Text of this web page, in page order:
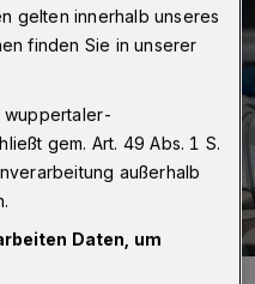
gelten innerhalb unseres
finden Sie in unserer
wuppertaler-
gem. Art. 49 Abs. 1 S.
außerhalb
Daten, um